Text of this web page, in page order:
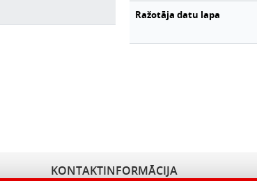
Ražotāja datu lapa
KONTAKTINFORMĀCIJA